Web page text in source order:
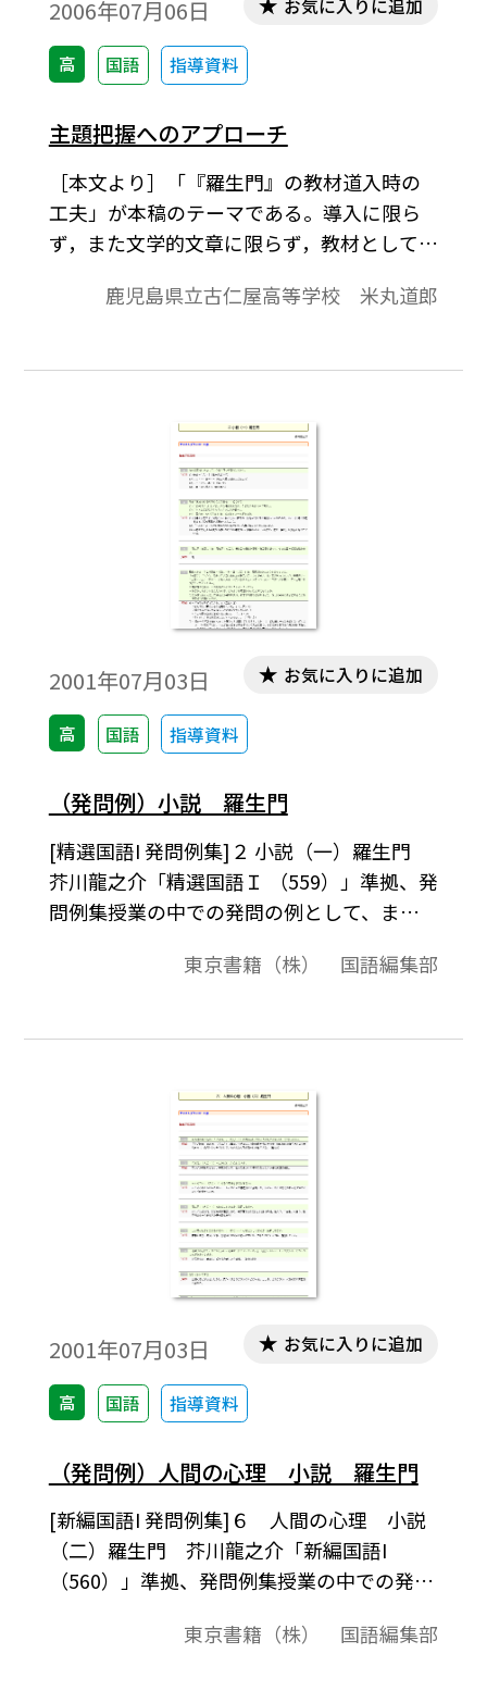
2006年07月06日
高 国語 指導資料
お気に入りに追加
主題把握へのアプローチ
［本文より］「『羅生門』の教材道入時の
工夫」が本稿のテーマである。導入に限ら
ず，また文学的文章に限らず，教材として取
ねらいを明確にしておくことが不可欠なこ
使ってどんなことを身に付けさせるため
るか）ということである。繰り返しになる
が，導入ばかりでなく，指導過程や評価を含
めた授業（指導）計画全体が明確でなけれ
ばならないということである。
鹿児島県立古仁屋高等学校 米丸道郎
2001年07月03日
高 国語 指導資料
お気に入りに追加
（発問例）小説 羅生門
[精選国語I 発問例集]２ 小説（一）羅生門
芥川龍之介「精選国語Ｉ （559）」準拠、発
問例集授業の中での発問の例として、また
てご利用ください｡「テキストダウンロード
とができますので、教材作成のために、自由
東京書籍（株） 国語編集部
2001年07月03日
高 国語 指導資料
お気に入りに追加
（発問例）人間の心理 小説 羅生門
[新編国語I 発問例集]６ 人間の心理 小説
（二）羅生門 芥川龍之介「新編国語I
（560）」準拠、発問例集授業の中での発問
きの問題の例としてご利用ください｡「テキ
東京書籍（株） 国語編集部